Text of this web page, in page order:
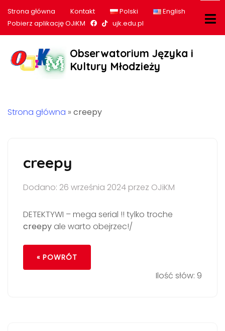
Strona główna Kontakt Polski
English
Pobierz aplikację OJiKM
Nasz profil na Facebook
Nasz profil na tiktok
ujk.edu.pl
Obserwatorium Języka i
Kultury Młodzieży
Strona główna » creepy
creepy
Dodano: 26 września 2024 przez OJiKM
DETEKTYWI – mega serial !! tylko troche
creepy ale warto obejrzec!/
« POWRÓT
Ilość słów: 9